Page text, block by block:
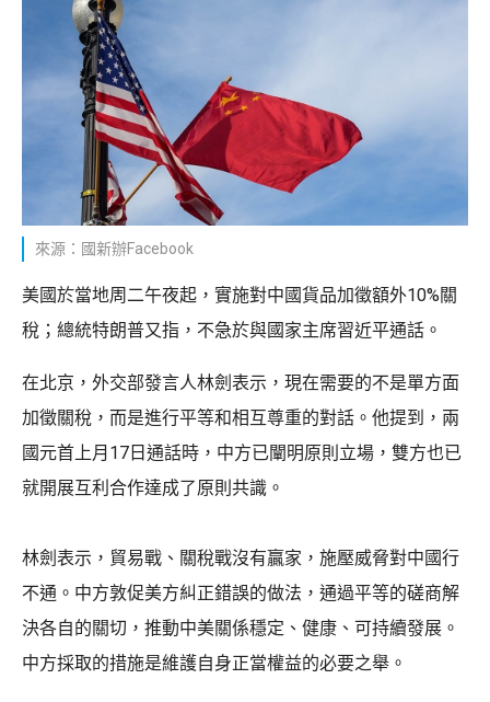
來源：國新辦Facebook
美國於當地周二午夜起，實施對中國貨品加徵額外10%關
稅；總統特朗普又指，不急於與國家主席習近平通話。
在北京，外交部發言人林劍表示，現在需要的不是單方面
加徵關稅，而是進行平等和相互尊重的對話。他提到，兩
國元首上月17日通話時，中方已闡明原則立場，雙方也已
就開展互利合作達成了原則共識。
林劍表示，貿易戰、關稅戰沒有贏家，施壓威脅對中國行
不通。中方敦促美方糾正錯誤的做法，通過平等的磋商解
決各自的關切，推動中美關係穩定、健康、可持續發展。
中方採取的措施是維護自身正當權益的必要之舉。